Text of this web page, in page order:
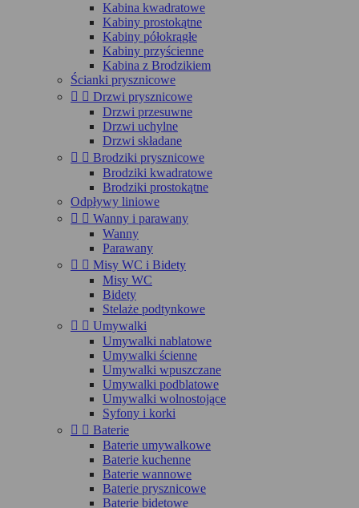
Kabina kwadratowe
Kabiny prostokątne
Kabiny półokrągłe
Kabiny przyścienne
Kabina z Brodzikiem
Ścianki prysznicowe
  Drzwi prysznicowe
Drzwi przesuwne
Drzwi uchylne
Drzwi składane
  Brodziki prysznicowe
Brodziki kwadratowe
Brodziki prostokątne
Odpływy liniowe
  Wanny i parawany
Wanny
Parawany
  Misy WC i Bidety
Misy WC
Bidety
Stelaże podtynkowe
  Umywalki
Umywalki nablatowe
Umywalki ścienne
Umywalki wpuszczane
Umywalki podblatowe
Umywalki wolnostojące
Syfony i korki
  Baterie
Baterie umywalkowe
Baterie kuchenne
Baterie wannowe
Baterie prysznicowe
Baterie bidetowe